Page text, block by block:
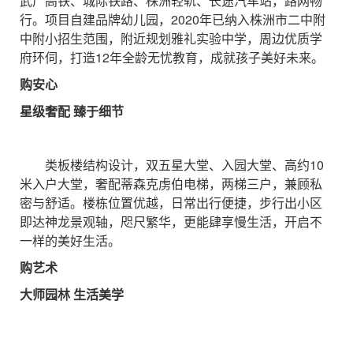
行。项目自建品牌幼儿园，2020年已纳入株洲市二中附
中附小招生范围，附近规划雅礼实验中学，周边优质学
府环伺，打造12年全龄无忧教育，成就孩子美好未来。
购安心
星级奢配 臻于细节
类板楼结构设计，双五星大堂、入园大堂、高约10
米入户大堂，奢配蒂森克虏伯电梯，两梯三户，兼顾私
密与舒适。楼栋位置优越，日常出行便捷，步行出小区
即达神龙景观轴，咫尺繁华，更能肆享慢生活，开启不
一样的美好生活。
购艺术
大师园林 生活美学